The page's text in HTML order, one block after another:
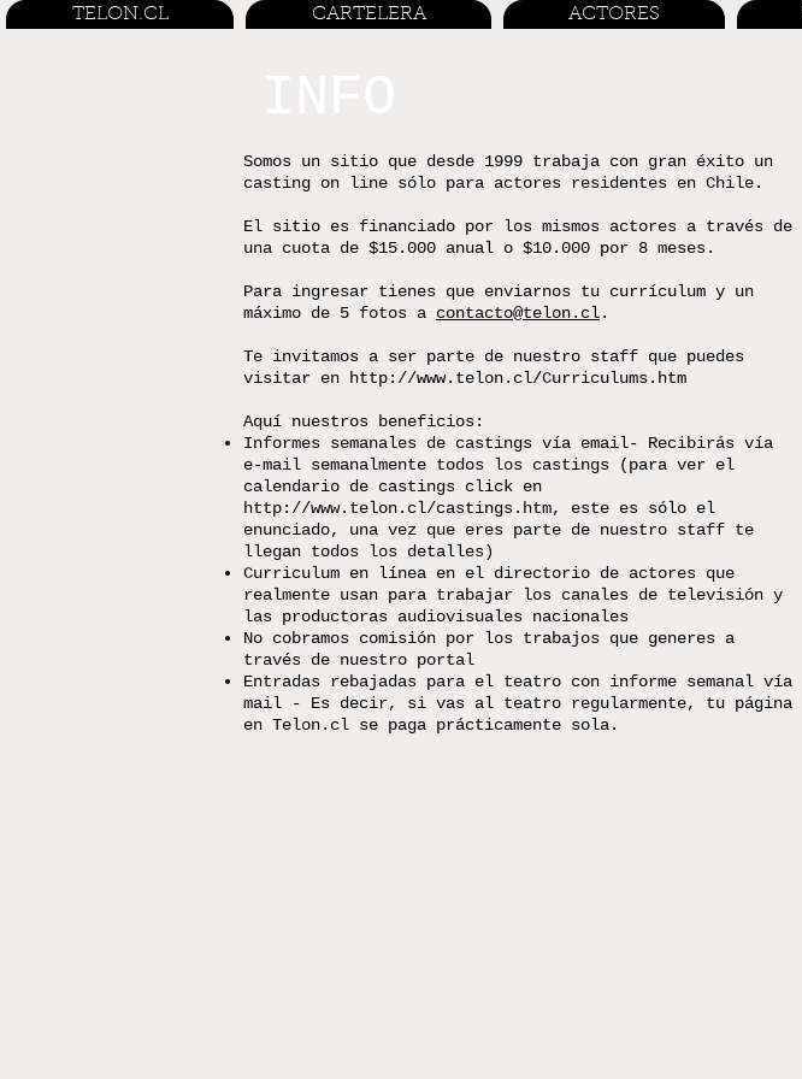
TELON.CL CARTELERA ACTORES
Somos un sitio que desde 1999 trabaja con gran éxito un
casting on line sólo para actores residentes en Chile.
El sitio es financiado por los mismos actores a través de
una cuota de $15.000 anual o $10.000 por 8 meses.
Para ingresar tienes que enviarnos tu currículum y un
máximo de 5 fotos a contacto@telon.cl.
Te invitamos a ser parte de nuestro staff que puedes
visitar en
http://www.telon.cl/Curriculums.htm
Aquí nuestros beneficios:
Informes semanales de castings vía email- Recibirás vía
e-mail semanalmente todos los castings (para ver el
calendario de castings click en
http://www.telon.cl/castings.htm,
este es sólo el
enunciado, una vez que eres parte de nuestro staff te
llegan todos los detalles)
Curriculum en línea en el directorio de actores que
realmente usan para trabajar los canales de televisión y
las productoras audiovisuales nacionales
No cobramos comisión por los trabajos que generes a
través de nuestro portal
Entradas rebajadas para el teatro con informe semanal vía
mail - Es decir, si vas al teatro regularmente, tu página
en Telon.cl se paga prácticamente sola.